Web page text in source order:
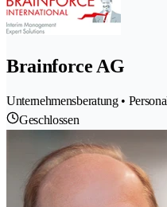
Brainforce AG
Unternehmensberatung •
Geschlossen